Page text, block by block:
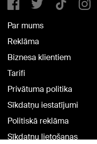
Par mums
Reklāma
Biznesa klientiem
Tarifi
Privātuma politika
Sīkdatņu iestatījumi
Politiskā reklāma
Sīkdatņu lietošanas